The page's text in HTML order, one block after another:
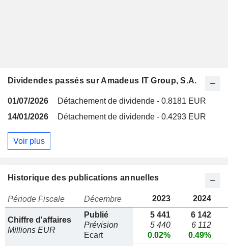
Dividendes passés sur Amadeus IT Group, S.A.
01/07/2026
Détachement de dividende - 0.8181 EUR
14/01/2026
Détachement de dividende - 0.4293 EUR
Voir plus
Historique des publications annuelles
Période Fiscale Décembre 2023 2024
Chiffre d'affaires
Millions EUR
Publié
Prévision
Ecart
5 441
5 440
0.02%
6 142
6 112
0.49%